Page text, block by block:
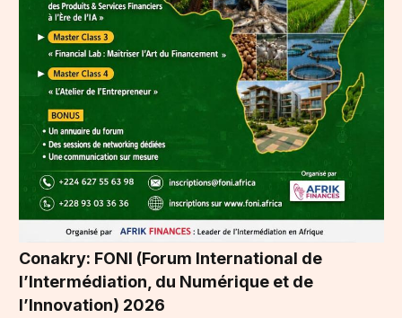
Conakry: FONI (Forum International de
l’Intermédiation, du Numérique et de
l’Innovation) 2026